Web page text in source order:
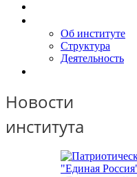
Об институте
Структура
Деятельность
Новости
института